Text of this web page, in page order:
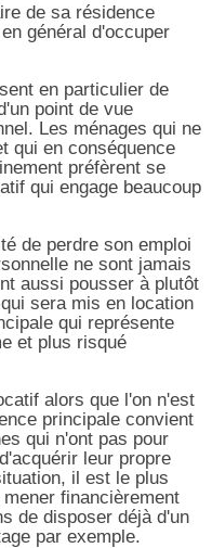
de sa résidence
général d'occuper
en particulier de
point de vue
Les ménages qui ne
qui en conséquence
préfèrent se
qui engage beaucoup
de perdre son emploi
ne sont jamais
aussi pousser à plutôt
sera mis en location
qui représente
et plus risqué
alors que l'on n'est
principale convient
qui n'ont pas pour
leur propre
il est le plus
financièrement
de disposer déjà d'un
par exemple.